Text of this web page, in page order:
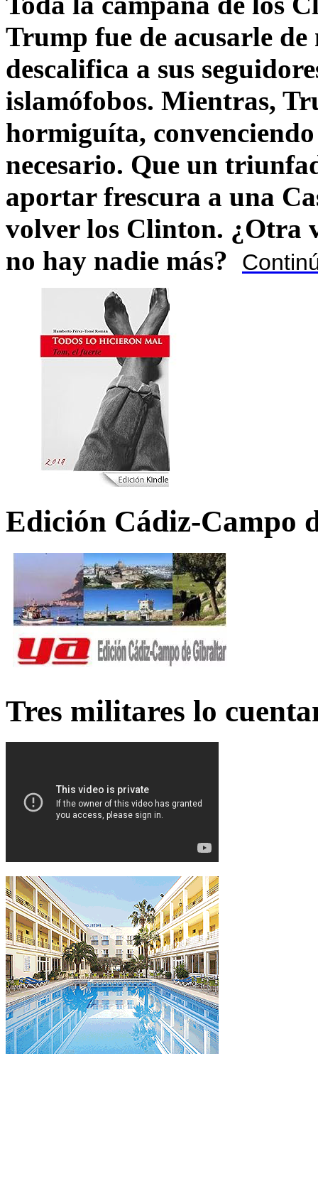
Trump fue de acusarle
descalifica a sus
islamófobos. Mientras,
hormiguíta,
necesario. Que un
aportar frescura a una
volver los Clinton. ¿Otra
no hay nadie más?
Edición Cádiz-Campo
Tres militares lo